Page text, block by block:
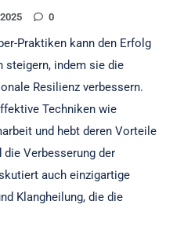
0
Praktiken kann den Erfolg
steigern, indem sie die
Resilienz verbessern.
Techniken wie
und hebt deren Vorteile
Verbesserung der
auch einzigartige
Klangheilung, die die